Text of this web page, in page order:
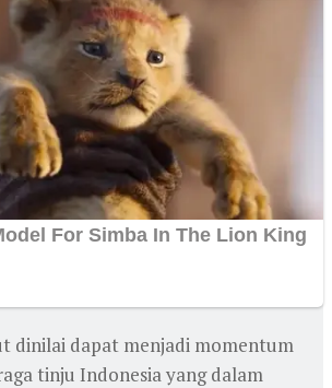
dinilai dapat menjadi momentum
tinju Indonesia yang dalam